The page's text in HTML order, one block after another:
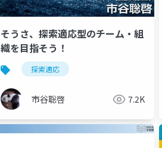
そうさ、探索適応型のチーム・組
織を目指そう！
探索適応
市谷聡啓 7.2K